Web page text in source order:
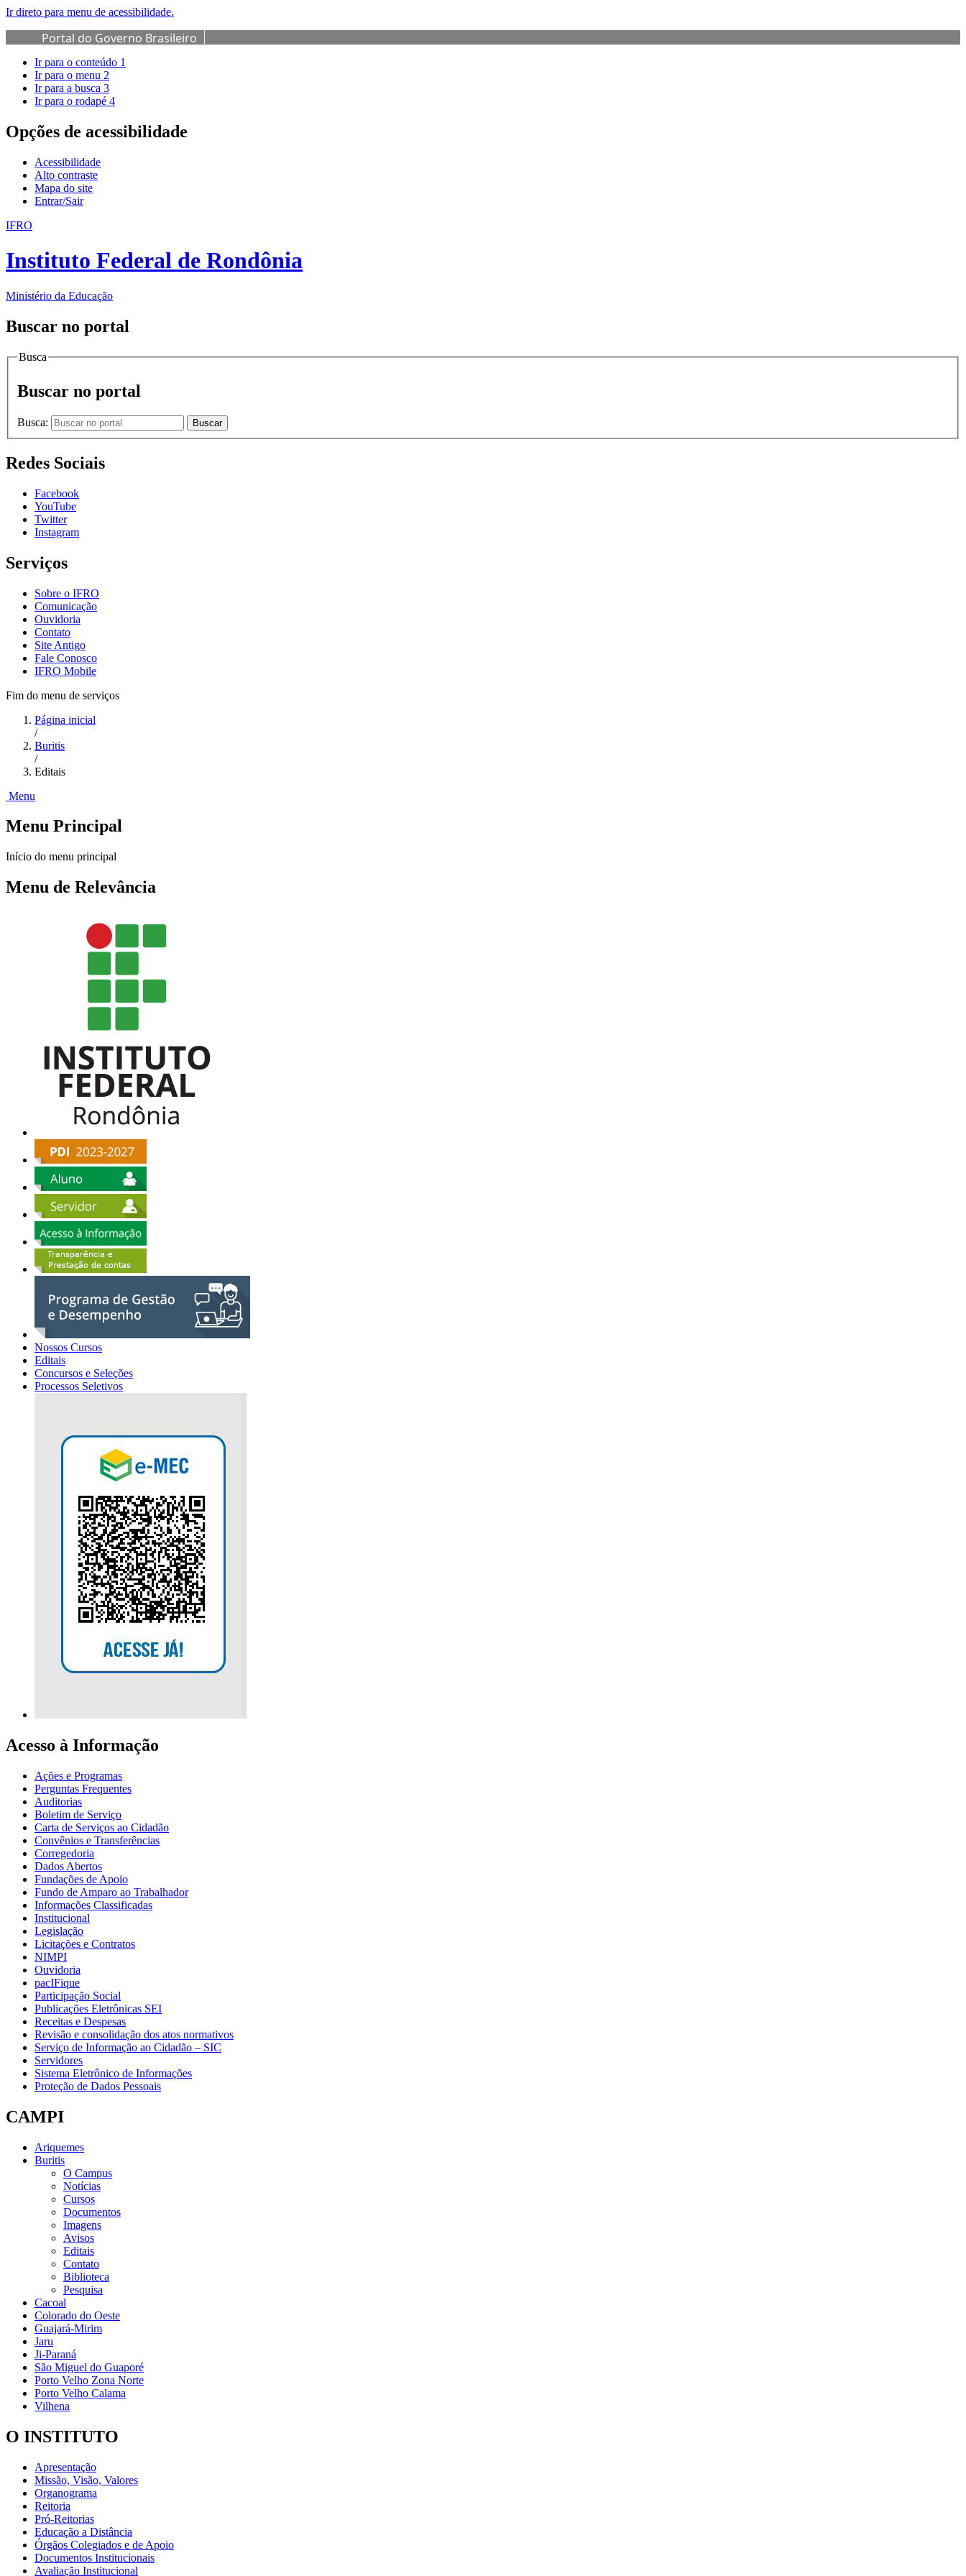
Ir direto para menu de acessibilidade.
Portal do Governo Brasileiro
Ir para o conteúdo 1
Ir para o menu 2
Ir para a busca 3
Ir para o rodapé 4
Opções de acessibilidade
Acessibilidade
Alto contraste
Mapa do site
Entrar/Sair
IFRO
Instituto Federal de Rondônia
Ministério da Educação
Buscar no portal
Busca
Buscar no portal
Busca: Buscar
Redes Sociais
Facebook
YouTube
Twitter
Instagram
Serviços
Sobre o IFRO
Comunicação
Ouvidoria
Contato
Site Antigo
Fale Conosco
IFRO Mobile
Fim do menu de serviços
Página inicial
/
Buritis
/
Editais
Menu
Menu Principal
Início do menu principal
Menu de Relevância
Nossos Cursos
Editais
Concursos e Seleções
Processos Seletivos
Acesso à Informação
Ações e Programas
Perguntas Frequentes
Auditorias
Boletim de Serviço
Carta de Serviços ao Cidadão
Convênios e Transferências
Corregedoria
Dados Abertos
Fundações de Apoio
Fundo de Amparo ao Trabalhador
Informações Classificadas
Institucional
Legislação
Licitações e Contratos
NIMPI
Ouvidoria
pacIFique
Participação Social
Publicações Eletrônicas SEI
Receitas e Despesas
Revisão e consolidação dos atos normativos
Serviço de Informação ao Cidadão – SIC
Servidores
Sistema Eletrônico de Informações
Proteção de Dados Pessoais
CAMPI
Ariquemes
Buritis
O Campus
Notícias
Cursos
Documentos
Imagens
Avisos
Editais
Contato
Biblioteca
Pesquisa
Cacoal
Colorado do Oeste
Guajará-Mirim
Jaru
Ji-Paraná
São Miguel do Guaporé
Porto Velho Zona Norte
Porto Velho Calama
Vilhena
O INSTITUTO
Apresentação
Missão, Visão, Valores
Organograma
Reitoria
Pró-Reitorias
Educação a Distância
Órgãos Colegiados e de Apoio
Documentos Institucionais
Avaliação Institucional